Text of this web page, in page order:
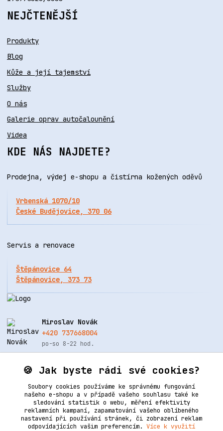
NEJČTENĚJŠÍ
Produkty
Blog
Kůže a její tajemství
Služby
O nás
Galerie oprav autočalounění
Videa
KDE NÁS NAJDETE?
Prodejna, výdej e-shopu a čistírna kožených oděvů
Vrbenská 1070/10
České Budějovice, 370 06
Servis a renovace
Štěpánovice 64
Štěpánovice, 373 73
Miroslav Novák
+420 737668004
po-so 8-22 hod.
info@renovacekuze.cz
🍪 Jak byste rádi své cookies?
Soubory cookies používáme ke správnému fungování
našeho e-shopu a v případě vašeho souhlasu také ke
sledování statistik o webu, měření efektivity
reklamních kampaní, zapamatování vašeho oblíbeného
nastavení při používání stránek, či zobrazení reklam
odpovídajících vašim preferencím. Více k využití